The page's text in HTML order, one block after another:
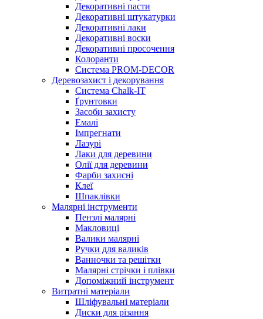
Декоративні пасти
Декоративні штукатурки
Декоративні лаки
Декоративні воски
Декоративні просочення
Колоранти
Система PROM-DECOR
Деревозахист і декорування
Система Chalk-IT
Ґрунтовки
Засоби захисту
Емалі
Імпрегнати
Лазурі
Лаки для деревини
Олії для деревини
Фарби захисні
Клеї
Шпаклівки
Малярні інструменти
Пензлі малярні
Макловиці
Валики малярні
Ручки для валиків
Ванночки та решітки
Малярні стрічки і плівки
Допоміжний інструмент
Витратні матеріали
Шліфувальні матеріали
Диски для різання